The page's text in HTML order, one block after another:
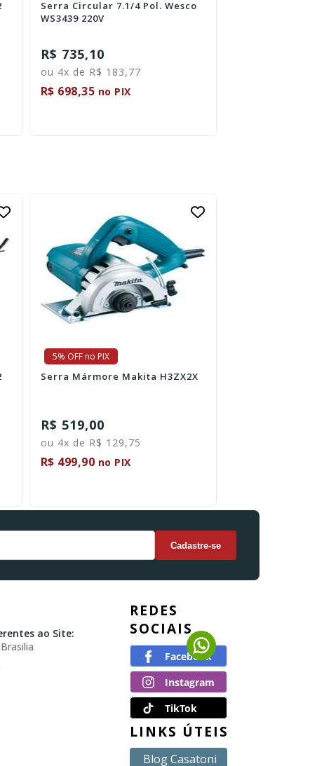
Serra Circular 7.1/4 Pol. Wesco
WS3439 220V
R$ 735,10
ou 4x de R$ 183,77
R$ 698,35 no PIX
5% OFF no PIX
Serra Mármore Makita H3ZX2X
R$ 519,00
ou 4x de R$ 129,75
R$ 499,90 no PIX
ao Site:
REDES
SOCIAIS
TikTok
LINKS ÚTEIS
Blog Casatoni